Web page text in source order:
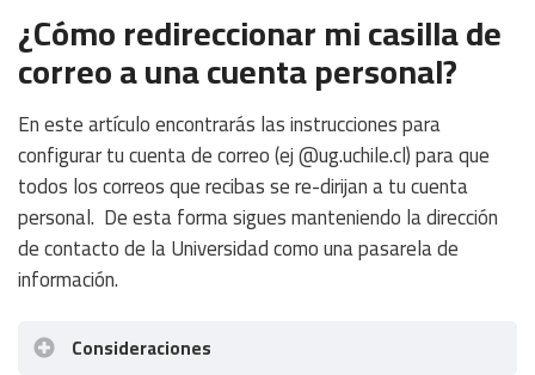
¿Cómo redireccionar mi casilla de
correo a una cuenta personal?
En este artículo encontrarás las instrucciones para
configurar tu cuenta de correo (ej @ug.uchile.cl) para que
todos los correos que recibas se re-dirijan a tu cuenta
personal. De esta forma sigues manteniendo la dirección
de contacto de la Universidad como una pasarela de
información.
Consideraciones